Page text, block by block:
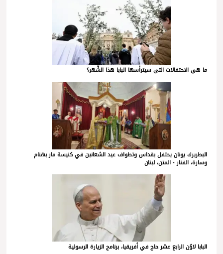
ما هي الاحتفالات التي سيترأسها البابا هذا الشّهر؟
البطريرك يونان يحتفل بقداس وتطواف عيد الشعانين في كنيسة مار بهنام
وسارة، الفنار - المتن، لبنان
البابا لاوُن الرابع عشر حاج في أفريقيا، برنامج الزيارة الرسولية